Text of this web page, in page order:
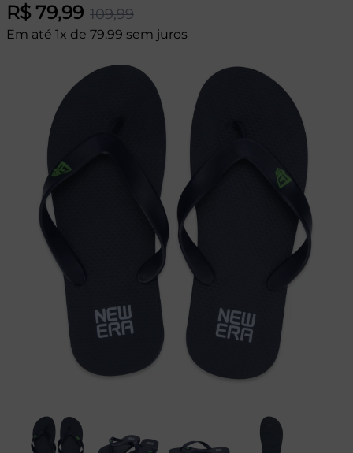
R$ 79,99 109,99
Em até 1x de 79,99 sem juros